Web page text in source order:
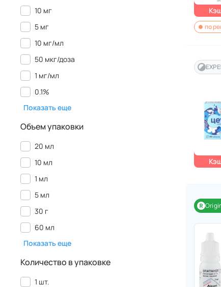
10 мг
5 мг
10 мг/мл
50 мкг/доза
1 мг/мл
0.1%
Показать еще
Объем упаковки
20 мл
10 мл
1 мл
5 мл
30 г
60 мл
Показать еще
Количество в упаковке
1 шт.
по